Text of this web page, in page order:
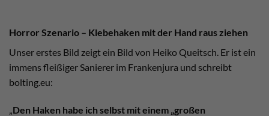
Horror Szenario – Klebehaken mit der Hand raus ziehen
Unser erstes Bild zeigt ein Bild von Heiko Queitsch. Er ist ein
immens fleißiger Sanierer im Frankenjura und schreibt
bolting.eu:
„Den Haken habe ich selbst mit einem „großen